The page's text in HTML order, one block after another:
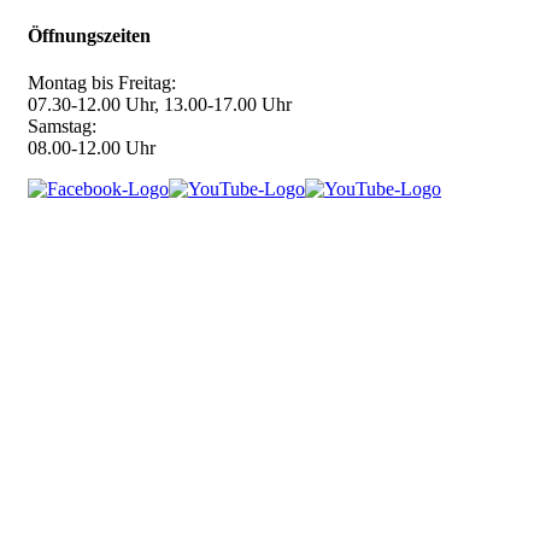
Öffnungszeiten
Montag bis Freitag:
07.30-12.00 Uhr, 13.00-17.00 Uhr
Samstag:
08.00-12.00 Uhr